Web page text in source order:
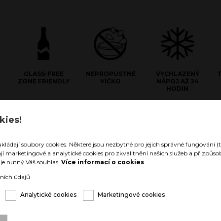
soubory cookies. Některé jsou nezbytné pro jejich správné fungování
marketingové a analytické cookies pro zkvalitnění našich služeb a
nutný Váš souhlas. Více informací o cookies.
údajů
Analytické cookies Marketingové cookies
GLASS-FREE
ZONE FRIENDLY
NEPROPUSTNÉ
VÍČKO
VYCHLAZENÝ
NÁPOJ AŽ 24
HODIN
Stainless Steel
oceli zůstanou Vaše nápoje
až 24 hodin, nebo teplé až 12
od vnitřku nádoby zůstává
změny teploty. Nehrozí tak, že
v níž nápoj držíte „umrzla,